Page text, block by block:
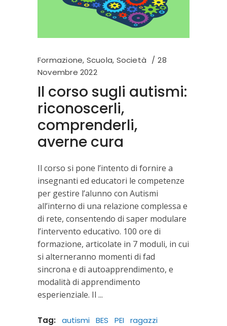
Formazione, Scuola, Società
28
Novembre 2022
Il corso sugli autismi:
riconoscerli,
comprenderli,
averne cura
Il corso si pone l’intento di fornire a
insegnanti ed educatori le competenze
per gestire l’alunno con Autismi
all’interno di una relazione complessa e
di rete, consentendo di saper modulare
l’intervento educativo. 100 ore di
formazione, articolate in 7 moduli, in cui
si alterneranno momenti di fad
sincrona e di autoapprendimento, e
modalità di apprendimento
esperienziale. Il
Tag: autismi BES PEI ragazzi